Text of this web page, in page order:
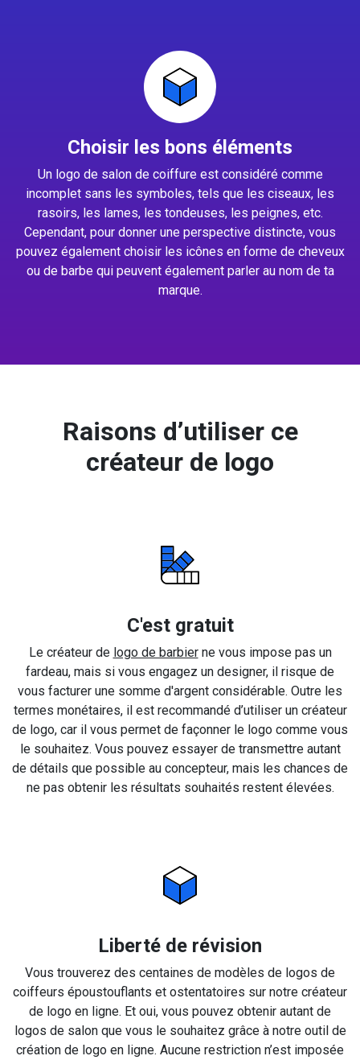
Choisir les bons éléments
Un logo de salon de coiffure est considéré comme
incomplet sans les symboles, tels que les ciseaux, les
rasoirs, les lames, les tondeuses, les peignes, etc.
Cependant, pour donner une perspective distincte, vous
pouvez également choisir les icônes en forme de cheveux
ou de barbe qui peuvent également parler au nom de ta
marque.
Raisons d’utiliser ce
créateur de logo
C'est gratuit
Le créateur de logo de barbierne vous impose pas un
fardeau, mais si vous engagez un designer, il risque de
vous facturer une somme d'argent considérable. Outre les
termes monétaires, il est recommandé d’utiliser un créateur
de logo, car il vous permet de façonner le logo comme vous
le souhaitez. Vous pouvez essayer de transmettre autant
de détails que possible au concepteur, mais les chances de
ne pas obtenir les résultats souhaités restent élevées.
Liberté de révision
Vous trouverez des centaines de modèles de logos de
coiffeurs époustouflants et ostentatoires sur notre créateur
de logo en ligne. Et oui, vous pouvez obtenir autant de
logos de salon que vous le souhaitez grâce à notre outil de
création de logo en ligne. Aucune restriction n’est imposée